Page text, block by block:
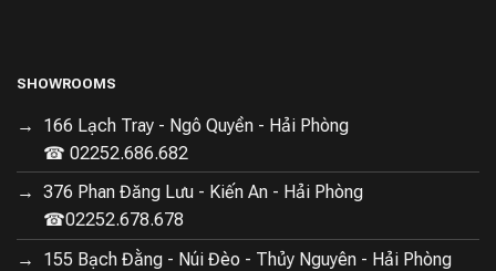
SHOWROOMS
166 Lạch Tray - Ngô Quyền - Hải Phòng
☎ 02252.686.682
376 Phan Đăng Lưu - Kiến An - Hải Phòng
☎02252.678.678
155 Bạch Đằng - Núi Đèo - Thủy Nguyên - Hải Phòng